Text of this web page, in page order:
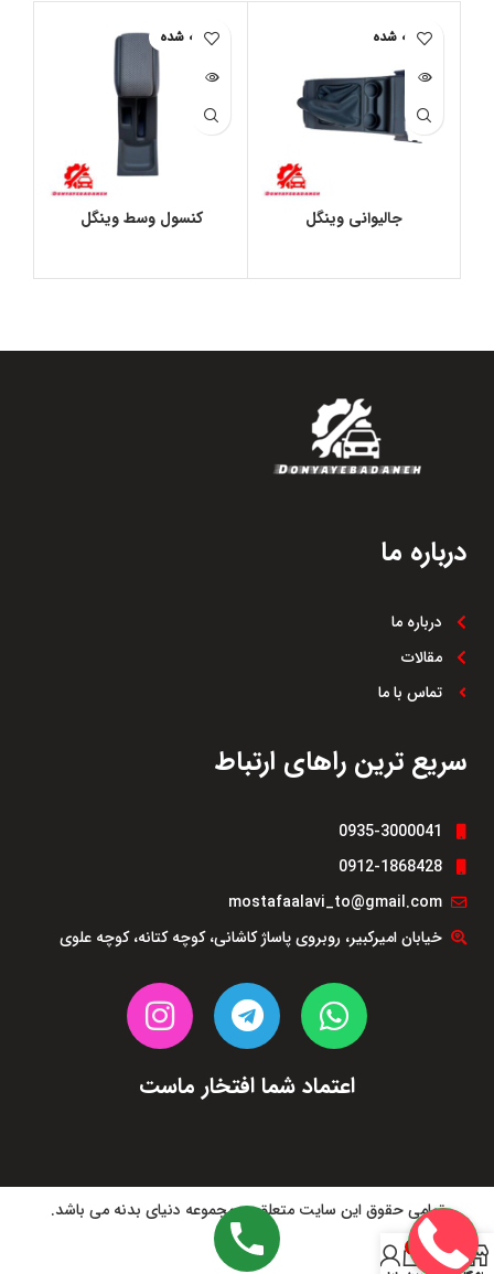
فروخته شده
جالیوانی وینگل
فروخته شده
کنسول وسط وینگل
درباره ما
درباره ما
مقالات
تماس با ما
سریع ترین راهای ارتباط
0935-3000041
0912-1868428
mostafaalavi_to@gmail.com
خیابان امیرکبیر، روبروی پاساژ کاشانی، کوچه کتانه، کوچه علوی
اعتماد شما افتخار ماست
تمامی حقوق این سایت متعلق به مجموعه دنیای بدنه می باشد.
0